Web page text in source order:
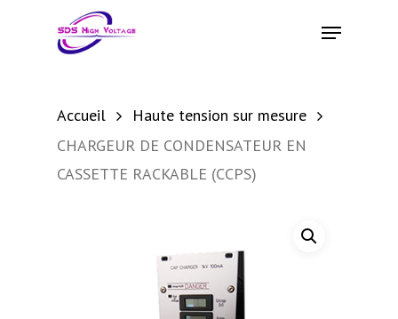
Menu
Accueil
Haute tension sur mesure
CHARGEUR DE CONDENSATEUR EN
CASSETTE RACKABLE (CCPS)